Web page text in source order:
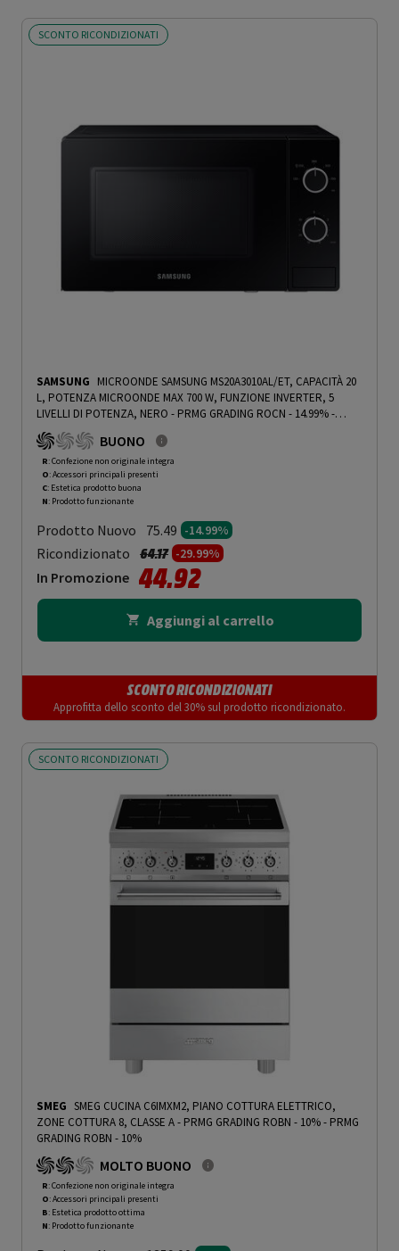
SCONTO RICONDIZIONATI
SAMSUNG MICROONDE SAMSUNG MS20A3010AL/ET, CAPACITÀ 20
L, POTENZA MICROONDE MAX 700 W, FUNZIONE INVERTER, 5
LIVELLI DI POTENZA, NERO - PRMG GRADING ROCN - 14.99%-
PRMG GRADING ROCN - 14.99%
BUONO
R: Confezione non originale integra
O: Accessori principali presenti
C: Estetica prodotto buona
N: Prodotto funzionante
Prodotto Nuovo 75.49 -14.99%
Ricondizionato Prezzo ridotto da
64.17a-29.99%
In Promozione 44.92
Aggiungi al carrello
SCONTO RICONDIZIONATI
Approfitta dello sconto del 30% sul prodotto ricondizionato.
SCONTO RICONDIZIONATI
SMEG SMEG CUCINA C6IMXM2, PIANO COTTURA ELETTRICO,
ZONE COTTURA 8, CLASSE A - PRMG GRADING ROBN - 10%- PRMG
GRADING ROBN - 10%
MOLTO BUONO
R: Confezione non originale integra
O: Accessori principali presenti
B: Estetica prodotto ottima
N: Prodotto funzionante